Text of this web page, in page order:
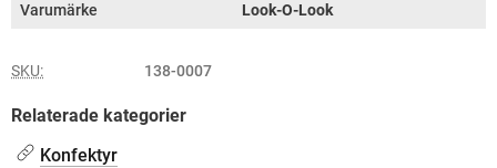
Varumärke Look-O-Look
SKU: 138-0007
Relaterade kategorier
Konfektyr